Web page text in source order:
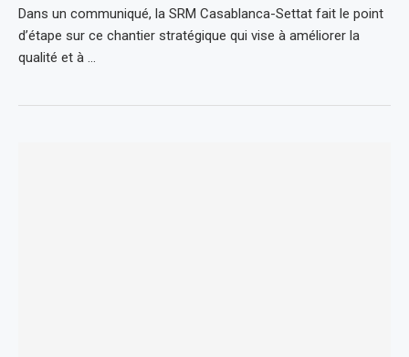
Dans un communiqué, la SRM Casablanca-Settat fait le point
d’étape sur ce chantier stratégique qui vise à améliorer la
qualité et à …